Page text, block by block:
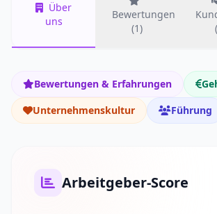
Über
uns
Bewertungen
(1)
Bewertungen & Erfahrungen
Unternehmenskultur
Führung
Arbeitgeber-Score